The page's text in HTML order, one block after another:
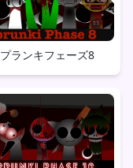
ランキフェーズ8